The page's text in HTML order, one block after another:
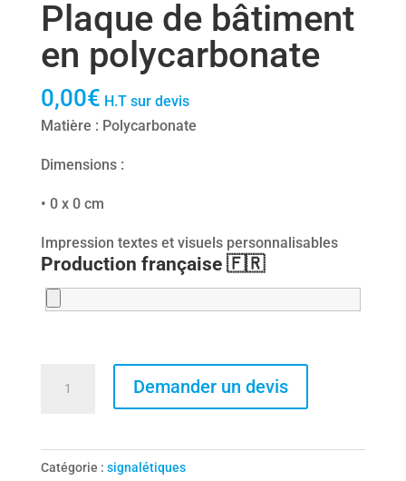
Plaque de bâtiment
en polycarbonate
0,00€ H.T sur devis
Matière : Polycarbonate
Dimensions :
• 0 x 0 cm
Impression textes et visuels personnalisables
Production française 🇫🇷
de
bâtiment
Demander un devis
Catégorie : signalétiques